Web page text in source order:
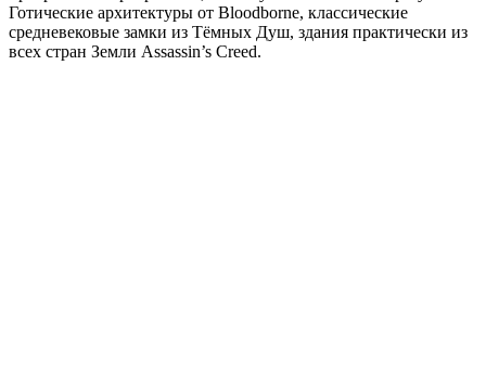
Готические архитектуры от Bloodborne, классические
средневековые замки из Тёмных Душ, здания практически из
всех стран Земли Assassin’s Creed.